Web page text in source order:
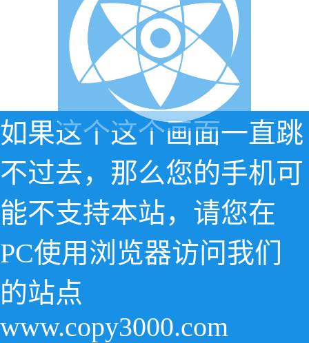
如果这个这个画面一直跳
不过去，那么您的手机可
能不支持本站，请您在
PC使用浏览器访问我们
的站点
www.copy3000.com